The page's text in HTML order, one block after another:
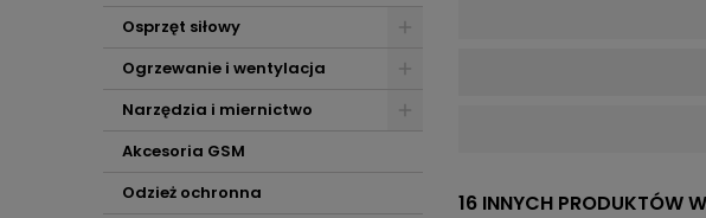
Osprzęt siłowy
Ogrzewanie i wentylacja
Narzędzia i miernictwo
Akcesoria GSM
Odzież ochronna
16 INNYCH PRODUKTÓW